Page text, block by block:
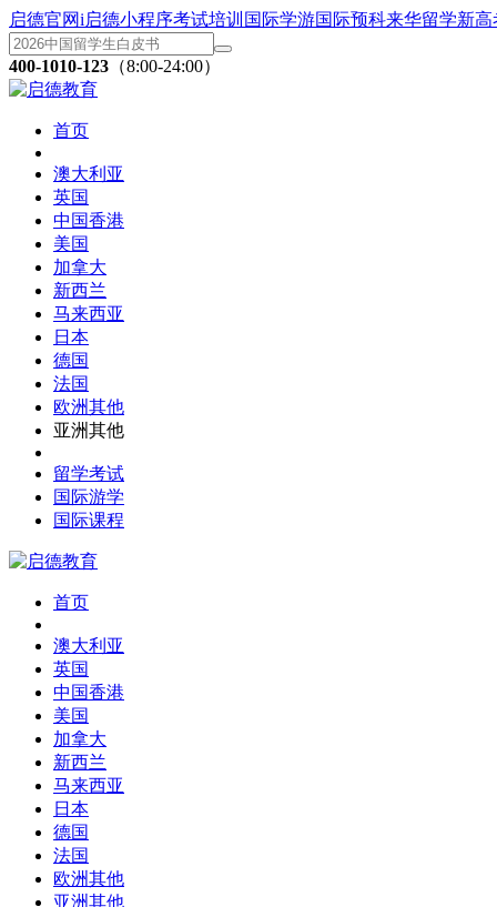
启德官网i启德小程序考试培训 国际学游国际预科来华留学新高
400-1010-123 （8:00-24:00）
首页
澳大利亚
英国
中国香港
美国
加拿大
新西兰
马来西亚
日本
德国
法国
欧洲其他
亚洲其他
留学考试
国际游学
国际课程
首页
澳大利亚
英国
中国香港
美国
加拿大
新西兰
马来西亚
日本
德国
法国
欧洲其他
亚洲其他